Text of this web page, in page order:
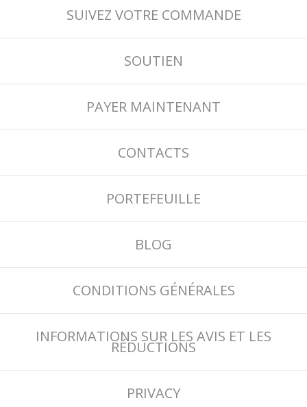
SUIVEZ VOTRE COMMANDE
SOUTIEN
PAYER MAINTENANT
CONTACTS
PORTEFEUILLE
BLOG
CONDITIONS GÉNÉRALES
INFORMATIONS SUR LES AVIS ET LES
RÉDUCTIONS
PRIVACY